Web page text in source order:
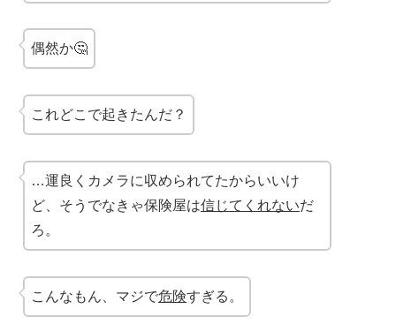
偶然か🤔
これどこで起きたんだ？
…運良くカメラに収められてたからいいけ
ど、そうでなきゃ保険屋は信じてくれないだ
ろ。
こんなもん、マジで危険すぎる。